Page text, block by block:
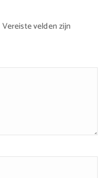
Vereiste velden zijn